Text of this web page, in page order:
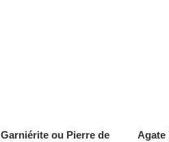
Garniérite ou Pierre de
Agate